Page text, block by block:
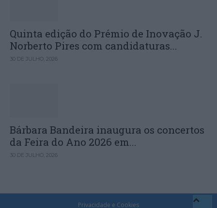
Quinta edição do Prémio de Inovação J.
Norberto Pires com candidaturas...
30 DE JULHO, 2026
Bárbara Bandeira inaugura os concertos
da Feira do Ano 2026 em...
30 DE JULHO, 2026
Privacidade e Cookies